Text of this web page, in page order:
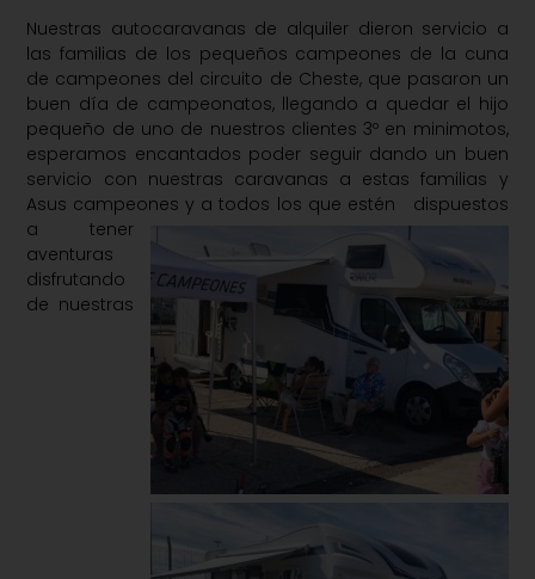
Nuestras autocaravanas de alquiler dieron servicio a
las familias de los pequeños campeones de la cuna
de campeones del circuito de Cheste, que pasaron un
buen día de campeonatos, llegando a quedar el hijo
pequeño de uno de nuestros clientes 3º en minimotos,
esperamos encantados poder seguir dando un buen
servicio con nuestras caravanas a estas familias y
Asus campeones y a todos los que estén dispuestos
a tener
aventuras
disfrutando
de nuestras